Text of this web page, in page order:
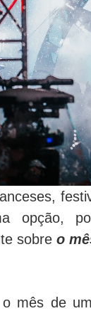
opção,
sobreo
mês de